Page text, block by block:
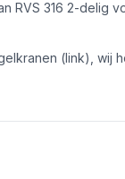
316 2-delig
(link), wij